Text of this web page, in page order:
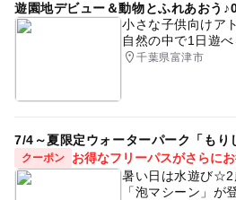
遊園地デビュー＆動物とふれあおう
小さな子供向けア
自然の中で1日遊べ
千葉県富津市
7/4～夏限定ウォーターパーク「も
クーポン
お得なフリーパスがさらに
暑い日は水遊び☆2
「泡マシーン」が